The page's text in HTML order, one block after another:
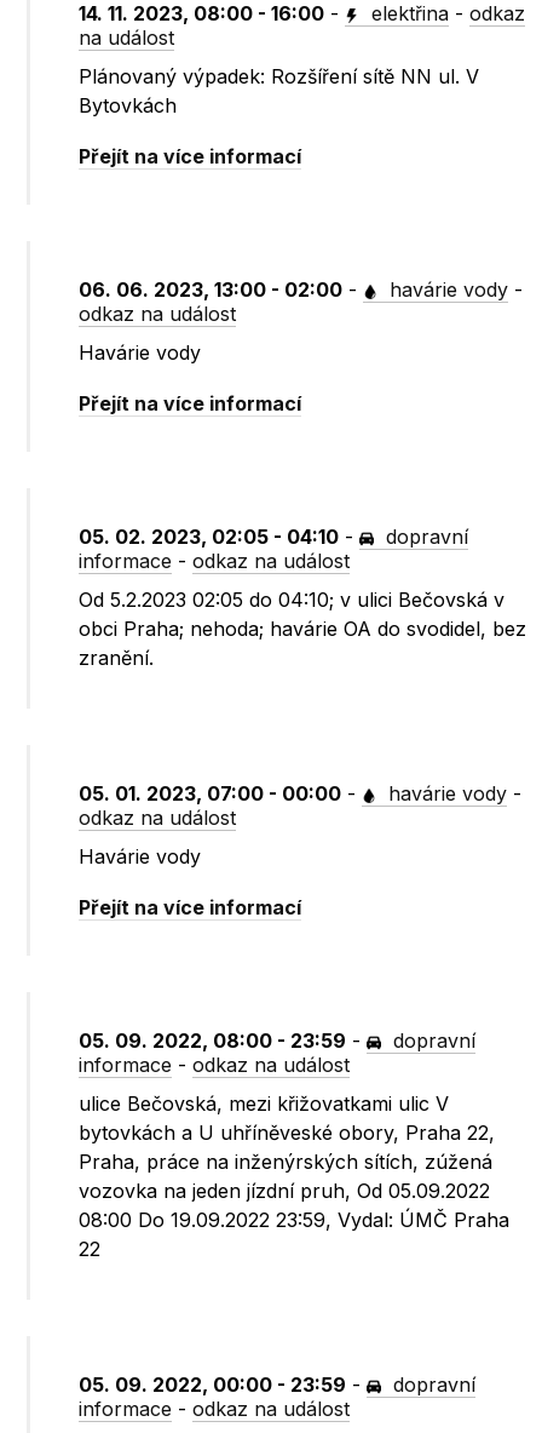
14. 11. 2023, 08:00 - 16:00 - elektřina -odkaz
na událost
Plánovaný výpadek: Rozšíření sítě NN ul. V
Bytovkách
Přejít na více informací
06. 06. 2023, 13:00 - 02:00 - havárie vody -
odkaz na událost
Havárie vody
Přejít na více informací
05. 02. 2023, 02:05 - 04:10 -
dopravní
informace -odkaz na událost
Od 5.2.2023 02:05 do 04:10; v ulici Bečovská v
obci Praha; nehoda; havárie OA do svodidel, bez
zranění.
05. 01. 2023, 07:00 - 00:00 - havárie vody -
odkaz na událost
Havárie vody
Přejít na více informací
05. 09. 2022, 08:00 - 23:59 -
dopravní
informace -odkaz na událost
ulice Bečovská, mezi křižovatkami ulic V
bytovkách a U uhříněveské obory, Praha 22,
Praha, práce na inženýrských sítích, zúžená
vozovka na jeden jízdní pruh, Od 05.09.2022
08:00 Do 19.09.2022 23:59, Vydal: ÚMČ Praha
22
05. 09. 2022, 00:00 - 23:59 -
dopravní
informace -odkaz na událost